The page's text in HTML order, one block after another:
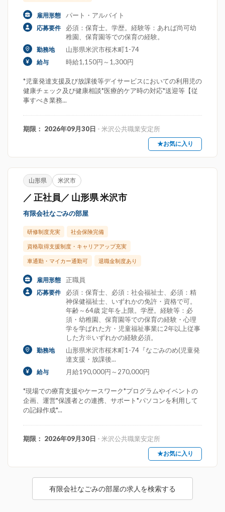
雇用形態 パート・アルバイト
応募要件
必須：保育士。学歴。経験等：あれば尚可幼
稚園、保育園等での保育の経験。
勤務地 山形県米沢市桜木町1-74
給与 時給1,150円～1,300円
*児童発達支援及び放課後等デイサービスにおいての利用児の
健康チェック及び健康相談*医療的ケア時の対応*送迎等【従
事すべき業務...
期限： 2026年09月30日 - 米沢公共職業安定所
★お気に入り
山形県 米沢市
／ 正社員／ 山形県 米沢市
有限会社なごみの部屋
研修制度充実 社会保険完備
資格取得支援制度・キャリアアップ充実
車通勤・マイカー通勤可 退職金制度あり
雇用形態 正職員
応募要件
必須：保育士、必須：社会福祉士、必須：精
神保健福祉士、いずれかの免許・資格で可。
年齢～64歳 定年を上限。学歴。経験等：必
須・幼稚園、保育園等での保育の経験・心理
学を学ばれた方・児童福祉事業に2年以上従事
した方※いずれかの経験必須。
勤務地
山形県米沢市桜木町1-74『なごみのめ(児童発
達支援・放課後...
給与 月給190,000円～270,000円
*現場での療育支援やケースワーク*プログラムやイベントの
企画、運営*保護者との連携、サポート*パソコンを利用して
の記録作成*...
期限： 2026年09月30日 - 米沢公共職業安定所
★お気に入り
有限会社なごみの部屋の求人を検索する